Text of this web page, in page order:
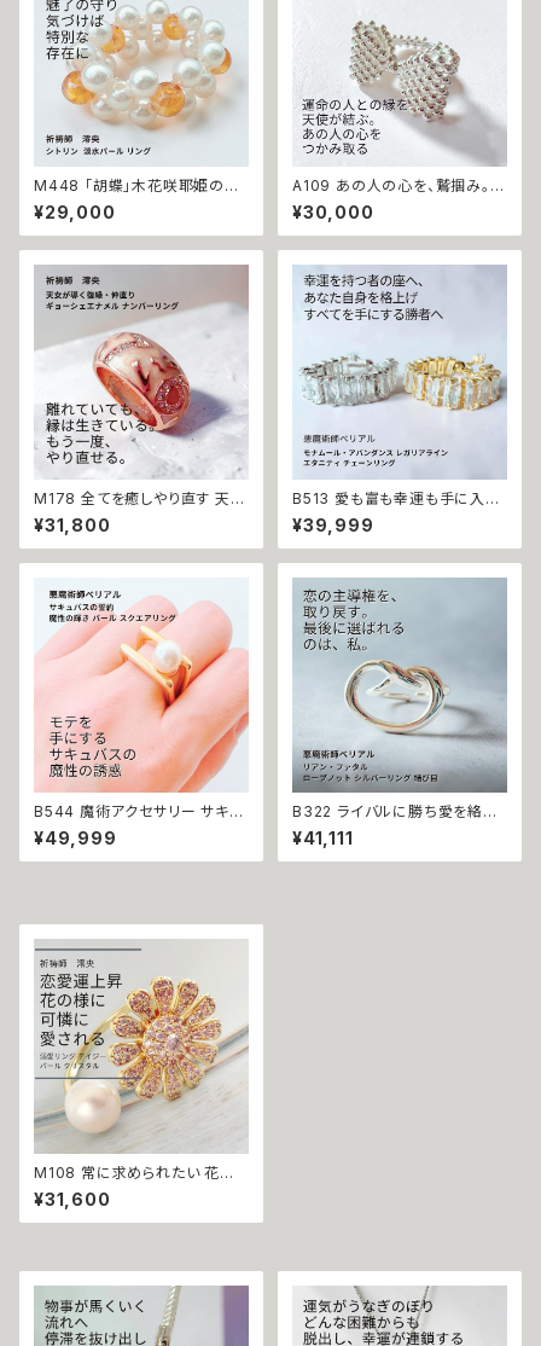
M448 「胡蝶」木花咲耶姫の愛
の祈り パール シトリン リング
運気上昇 成功 出世 恋愛運 魅
力運 縁結び お守り 御守り おま
願望成就 開運 開運グッズ 恋愛
成就 引き寄せ 運命 成功運 人
間関係 良縁 良縁成就 人気運
魅了 モテ 運気 恋愛 おまもり
¥29,000
A109 あの人の心を、鷲掴み。キ
ューピッドの矢【ツインレイ・片
思い・結婚】リボン リング 魔術
師アリエル Silver925 恋愛運
い 恋愛 略奪 チャンス 開運 本
物 強力 誕生石
¥30,000
M178 全てを癒しやり直す 天女
が導く 復縁・仲直り 祈祷リング
数字とマチュラダイヤが刻む、も
う一度の奇跡 ギョーシェエナメ
澪央 お守り 御守り おまじない
叶う 祈祷 霊感霊視 願望成就
自分磨き 印象操作 我慢 ゴール
ド 再会 仲直り
¥31,800
B513 愛も富も幸運も手に入れ
る 勝者の運命へ格上げ 強力魔
術 モナムール・アバンダンス レ
ガリアライン エタニティ チェー
運 悪魔術師ベリアル マチュラダ
イヤモンド フリーサイズ 大開運
金運 財運 幸運 願望成就 黒魔
術 おまじない 呪 本物 魔術師
¥39,999
B544 魔術アクセサリー サキュ
バスの誓約 魔性の誘惑 身も心
も虜に モテモテ パール スクエ
アリング 魔性の輝き 引き寄せ
開運 魔術 強力 黒魔術 おまじ
ない 呪 本物 魔術師 魔法 恋愛
成就 お守り アクセサリー 叶う
恋愛運 おまじない 本物
¥49,999
B322 ライバルに勝ち愛を絡め
取る 溺愛魔術 ロープノット シル
バーリング 結び目 リアン・ファ
タル 魔術 悪魔術師ベリアル 指
¥41,111
M108 常に求められたい 花のよ
うに愛される 溺愛リング デイジ
ー パール クリスタル フリーサイ
ズ リング 祈祷師 澪央（みお）
改善 縁結び 強力 恋愛運 アク
セサリー 花 祈願 心願 パワース
トーン おまじない 真珠 flower
daisy Pearl 叶う 指環 Ring
¥31,600